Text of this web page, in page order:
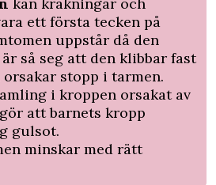
ett första tecken på
uppstår då den
så seg att den klibbar fast
stopp i tarmen.
i kroppen orsakat av
att barnets kropp
gulsot.
minskar med rätt